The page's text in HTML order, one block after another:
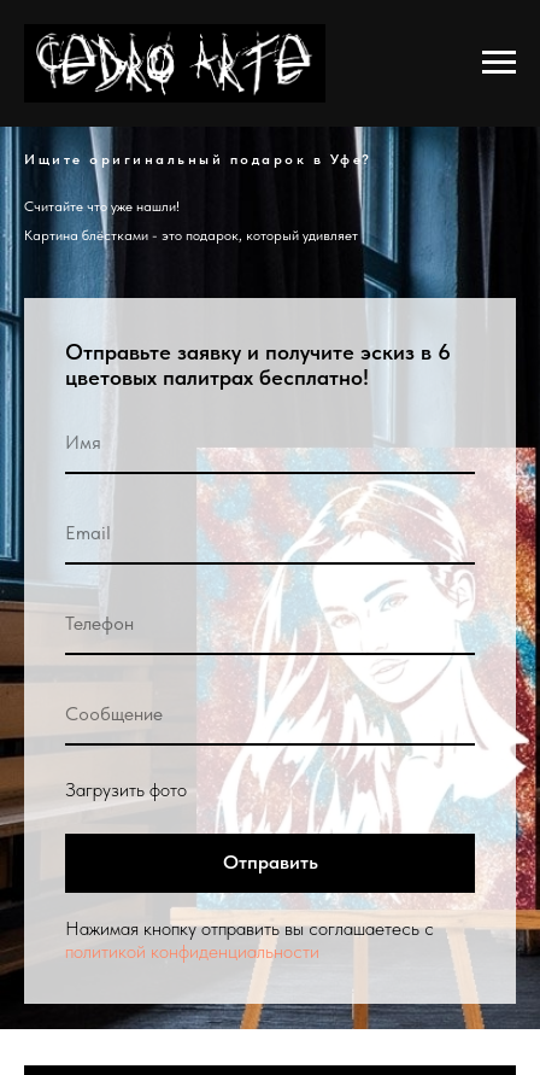
Ищите оригинальный подарок в Уфе?
Считайте что уже нашли!
Картина блёстками - это подарок, который удивляет
Отправьте заявку и получите эскиз в 6
цветовых палитрах бесплатно!
Загрузить фото
Отправить
Нажимая кнопку отправить вы соглашаетесь с
политикой конфиденциальности